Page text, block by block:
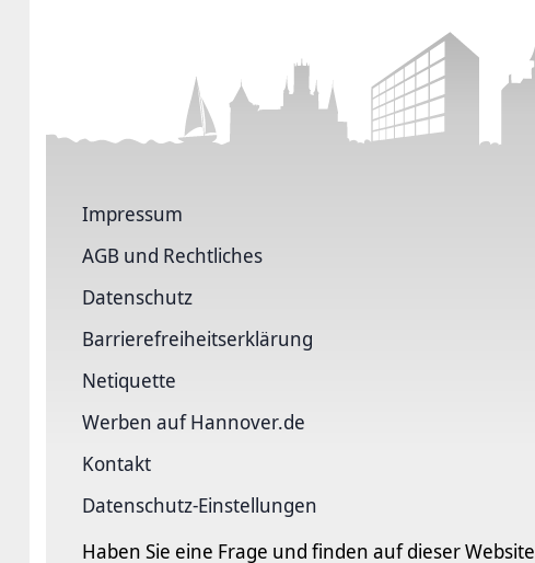
Impressum
AGB und Rechtliches
Datenschutz
Barriere­freiheits­erklärung
Netiquette
Werben auf Hannover.de
Kontakt
Datenschutz-Einstellungen
Haben Sie eine Frage und finden auf dieser Website